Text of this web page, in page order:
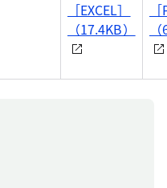
［EXCEL］
（17.4KB）